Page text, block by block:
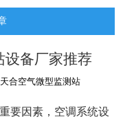
设备厂家推荐
合空气微型监测站
要因素，空调系统设